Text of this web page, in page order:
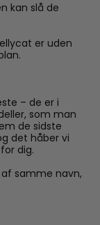
kan slå de
er uden
– de er i
som man
de sidste
det håber vi
dig.
samme navn,